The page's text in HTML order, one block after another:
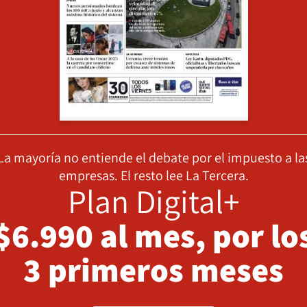
mayoría no entiende el debate por el impuesto a
empresas. El resto lee La Tercera.
Plan Digital+
al mes, por
3 primeros meses